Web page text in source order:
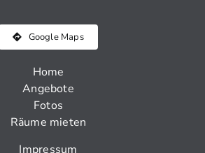
Google Maps
Home
Angebote
Fotos
Räume mieten
Impressum